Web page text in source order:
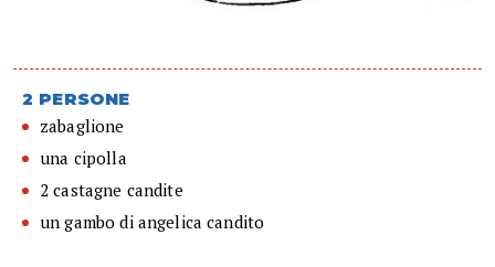
2 PERSONE
zabaglione
una cipolla
2 castagne candite
un gambo di angelica candito